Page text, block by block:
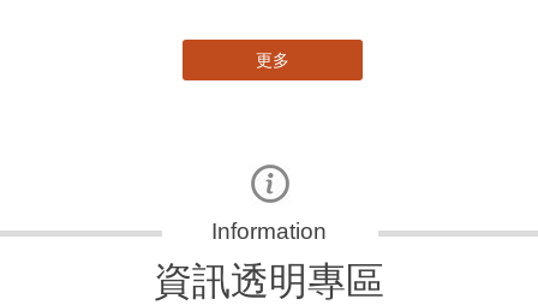
更多
資訊透明專區